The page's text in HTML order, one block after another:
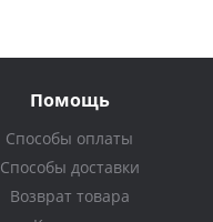
Помощь
Способы оплаты
Способы доставки
Возврат товара